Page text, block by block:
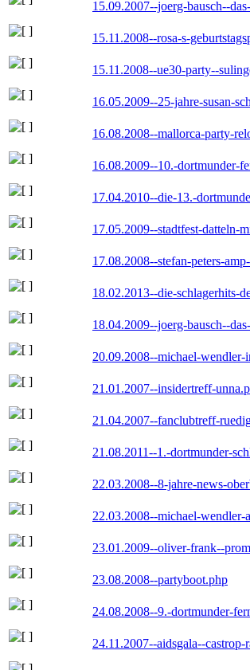
15.09.2007--joerg-bausch--
15.11.2008--rosa-s-
15.11.2008--ue30-party--
16.05.2009--25-jahre-susan-
16.08.2008--mallorca-party-
16.08.2009--10.-dortmunder-
17.04.2010--die-13.-
17.05.2009--stadtfest-datteln-
17.08.2008--stefan-peters-
18.02.2013--die-schlagerhits-
18.04.2009--joerg-bausch--
20.09.2008--michael-
21.01.2007--insidertreff-
21.04.2007--fanclubtreff-
21.08.2011--1.-dortmunder-
22.03.2008--8-jahre-news-
22.03.2008--michael-
23.01.2009--oliver-frank--
23.08.2008--partyboot.php
24.08.2008--9.-dortmunder-
24.11.2007--aidsgala--castrop-